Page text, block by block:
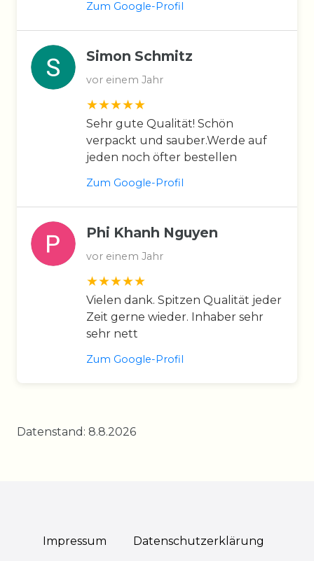
Zum Google-Profil
Simon Schmitz
vor einem Jahr
Sehr gute Qualität! Schön
verpackt und sauber.Werde auf
jeden noch öfter bestellen
Zum Google-Profil
Phi Khanh Nguyen
vor einem Jahr
Vielen dank. Spitzen Qualität jeder
Zeit gerne wieder. Inhaber sehr
sehr nett
Zum Google-Profil
Datenstand: 8.8.2026
Impressum Daten­schutz­erklärung